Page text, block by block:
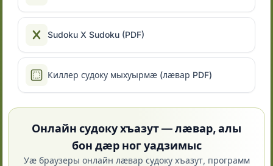
Sudoku X Sudoku (PDF)
Киллер судоку мыхуырмӕ (лӕвар PDF)
Онлайн судоку хъазут — лӕвар, алы
бон дӕр ног уадзимыс
Уӕ браузеры онлайн лӕвар судоку хъазут, программ